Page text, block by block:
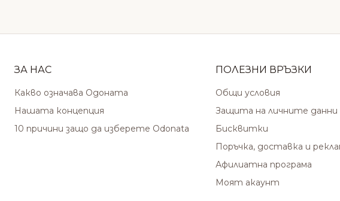
ЗА НАС
Какво означава Одоната
Нашата концепция
10 причини защо да изберете Odonata
ПОЛЕЗНИ ВРЪЗКИ
Общи условия
Защита на личните данни
Бисквитки
Поръчка, доставка и
Афилиатна програма
Моят акаунт